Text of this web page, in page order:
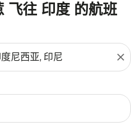
飞往 印度 的航班
close